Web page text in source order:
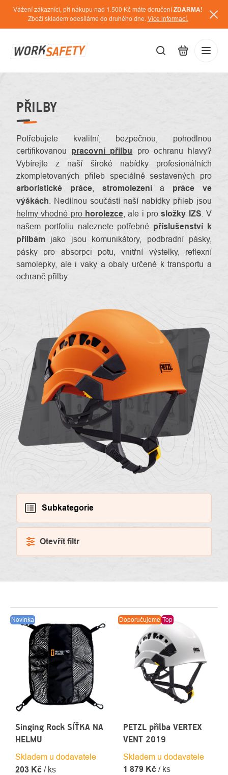
Přejít
obsah
Vážení zákazníci, při nákupu nad 1.500 Kč máte doručení ZDARMA!
Zboží skladem odesíláme do druhého dne. Více informací.
nás
Kontakty
PŘILBY
Potřebujete kvalitní, bezpečnou, pohodlnou
certifikovanou pracovní přilbu pro ochranu hlavy?
Vybírejte z naší široké nabídky profesionálních
zkompletovaných přileb speciálně sestavených pro
arboristické práce, stromolezenía práce ve
výškách . Nedílnou součástí naší nabídky přileb jsou
helmy vhodné pro horolezce , ale i prosložky IZS . V
našem portfoliu naleznete potřebné příslušenství k
přilbám jako jsou komunikátory, podbradní pásky,
pásky pro absorpci potu, vnitřní výstelky, reflexní
samolepky, ale i vaky a obaly určené k transportu a
ochraně přilby.
Subkategorie
Otevřít filtr
VÝPIS
PRODUKTŮ
Novinka
Singing Rock SÍŤKA NA
HELMU
Skladem u dodavatele
203 Kč / ks
Doporučujeme Top
PETZL přilba VERTEX
VENT 2019
Skladem u dodavatele
1 879 Kč / ks